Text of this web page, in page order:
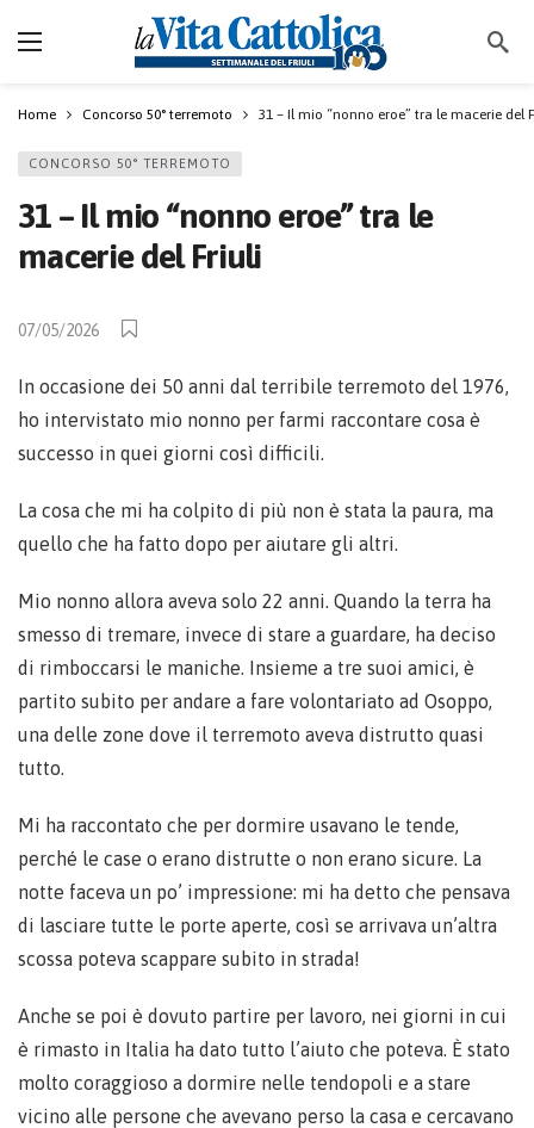
Home Concorso 50° terremoto 31 – Il mio “nonno eroe” tra le macerie del
CONCORSO 50° TERREMOTO
31 – Il mio “nonno eroe” tra le
macerie del Friuli
07/05/2026
In occasione dei 50 anni dal terribile terremoto del 1976,
ho intervistato mio nonno per farmi raccontare cosa è
successo in quei giorni così difficili.
La cosa che mi ha colpito di più non è stata la paura, ma
quello che ha fatto dopo per aiutare gli altri.
Mio nonno allora aveva solo 22 anni. Quando la terra ha
smesso di tremare, invece di stare a guardare, ha deciso
di rimboccarsi le maniche. Insieme a tre suoi amici, è
partito subito per andare a fare volontariato ad Osoppo,
una delle zone dove il terremoto aveva distrutto quasi
tutto.
Mi ha raccontato che per dormire usavano le tende,
perché le case o erano distrutte o non erano sicure. La
notte faceva un po’ impressione: mi ha detto che pensava
di lasciare tutte le porte aperte, così se arrivava un’altra
scossa poteva scappare subito in strada!
Anche se poi è dovuto partire per lavoro, nei giorni in cui
è rimasto in Italia ha dato tutto l’aiuto che poteva. È stato
molto coraggioso a dormire nelle tendopoli e a stare
vicino alle persone che avevano perso la casa e cercavano